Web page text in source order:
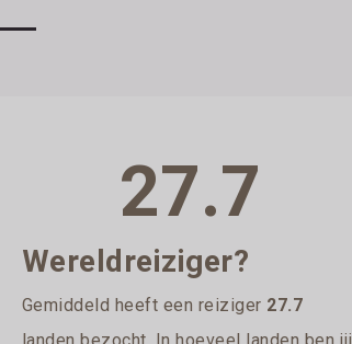
27.7
Wereldreiziger?
Gemiddeld heeft een reiziger 27.7